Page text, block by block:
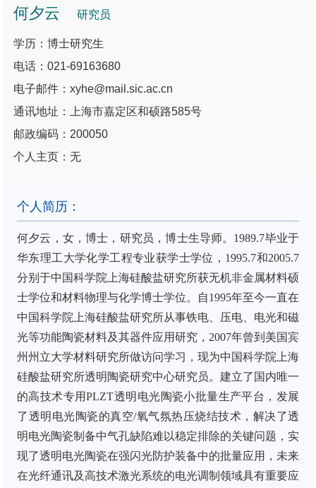
何夕云 研究员
学历：博士研究生
电话：021-69163680
电子邮件：xyhe@mail.sic.ac.cn
通讯地址：上海市嘉定区和硕路585号
邮政编码：200050
个人主页：无
个人简历：
何夕云，女，博士，研究员，博士生导师。 1989.7毕业于
华东理工大学化学工程专业获学士学位， 1995.7和2005.7
分别于中国科学院上海硅酸盐研究所获无机非金属材料硕
士学位和材料物理与化学博士学位。自1995年至今一直在
中国科学院上海硅酸盐研究所从事铁电、压电、电光和磁
光等功能陶瓷材料及其器件应用研究， 2007年曾到美国宾
州州立大学材料研究所做访问学习，现为中国科学院上海
硅酸盐研究所透明陶瓷研究中心研究员。建立了国内唯一
的高技术专用PLZT透明电光陶瓷小批量生产平台， 发展
了透明电光陶瓷的真空/氧气氛热压烧结技术，解决了透
明电光陶瓷制备中气孔缺陷难以稳定排除的关键问题，实
现了透明电光陶瓷在强闪光防护装备中的批量应用，未来
在光纤通讯及高技术激光系统的电光调制领域具有重要应